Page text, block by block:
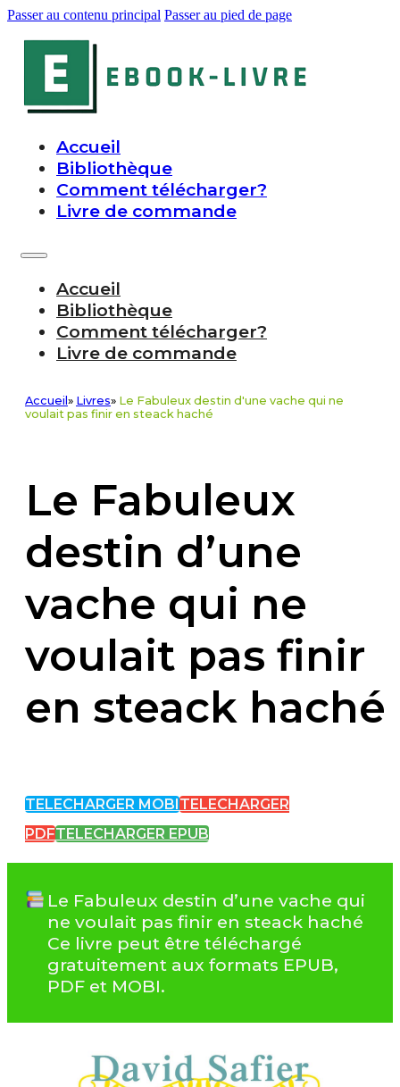
Passer au contenu principal Passer au pied de page
Accueil
Bibliothèque
Comment télécharger?
Livre de commande
Accueil
Bibliothèque
Comment télécharger?
Livre de commande
Accueil » Livres» Le Fabuleux destin d'une vache qui ne
voulait pas finir en steack haché
Le Fabuleux
destin d’une
vache qui ne
voulait pas finir
en steack haché
TELECHARGER MOBI TELECHARGER
PDFTELECHARGER EPUB
Le Fabuleux destin d’une vache qui
ne voulait pas finir en steack haché
Ce livre peut être téléchargé
gratuitement aux formats EPUB,
PDF et MOBI.